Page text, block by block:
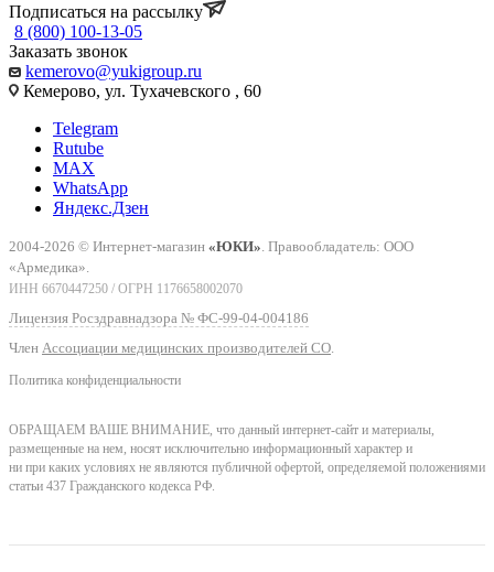
Подписаться на рассылку
8 (800) 100-13-05
Заказать звонок
kemerovo@yukigroup.ru
Кемерово, ул. Тухачевского , 60
Telegram
Rutube
MAX
WhatsApp
Яндекс.Дзен
2004-2026 © Интернет-магазин «ЮКИ» . Правообладатель: ООО
«Армедика».
ИНН 6670447250 / ОГРН 1176658002070
Лицензия Росздравнадзора № ФС-99-04-004186
Член Ассоциации медицинских производителей СО
Политика конфиденциальности
ОБРАЩАЕМ ВАШЕ ВНИМАНИЕ, что данный интернет-сайт и материалы,
размещенные на нем, носят исключительно информационный характер и
ни при каких условиях не являются публичной офертой, определяемой положениями
статьи 437 Гражданского кодекса РФ.